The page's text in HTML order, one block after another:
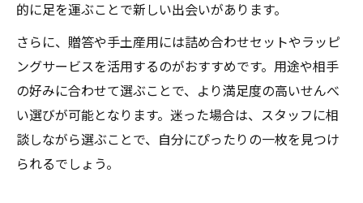
的に足を運ぶことで新しい出会いがあります。
さらに、贈答や手土産用には詰め合わせセットやラッピ
ングサービスを活用するのがおすすめです。用途や相手
の好みに合わせて選ぶことで、より満足度の高いせんべ
い選びが可能となります。迷った場合は、スタッフに相
談しながら選ぶことで、自分にぴったりの一枚を見つけ
られるでしょう。